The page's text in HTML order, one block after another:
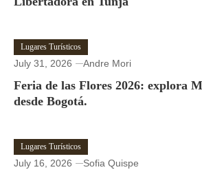
Lugares Turísticos
July 31, 2026 Andre Mori
Feria de las Flores 2026: explora
desde Bogotá.
Lugares Turísticos
July 16, 2026 Sofia Quispe